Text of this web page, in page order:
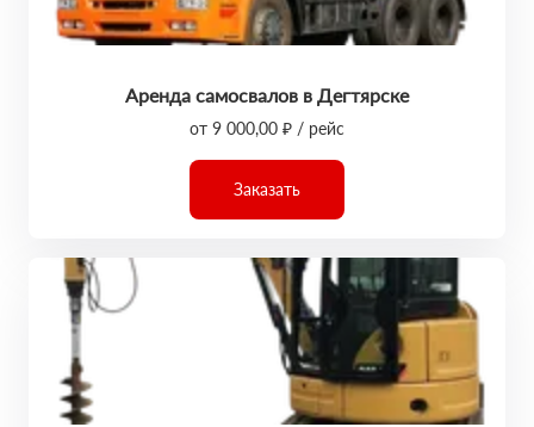
Аренда самосвалов в Дегтярске
от 9 000,00 ₽ / рейс
Заказать